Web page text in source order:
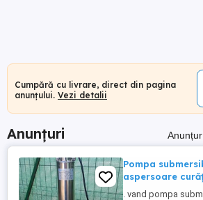
Cumpără cu livrare, direct din pagina
anunțului. Vezi detalii
Anunțuri
Pompa
aspersoare
. vand pompa